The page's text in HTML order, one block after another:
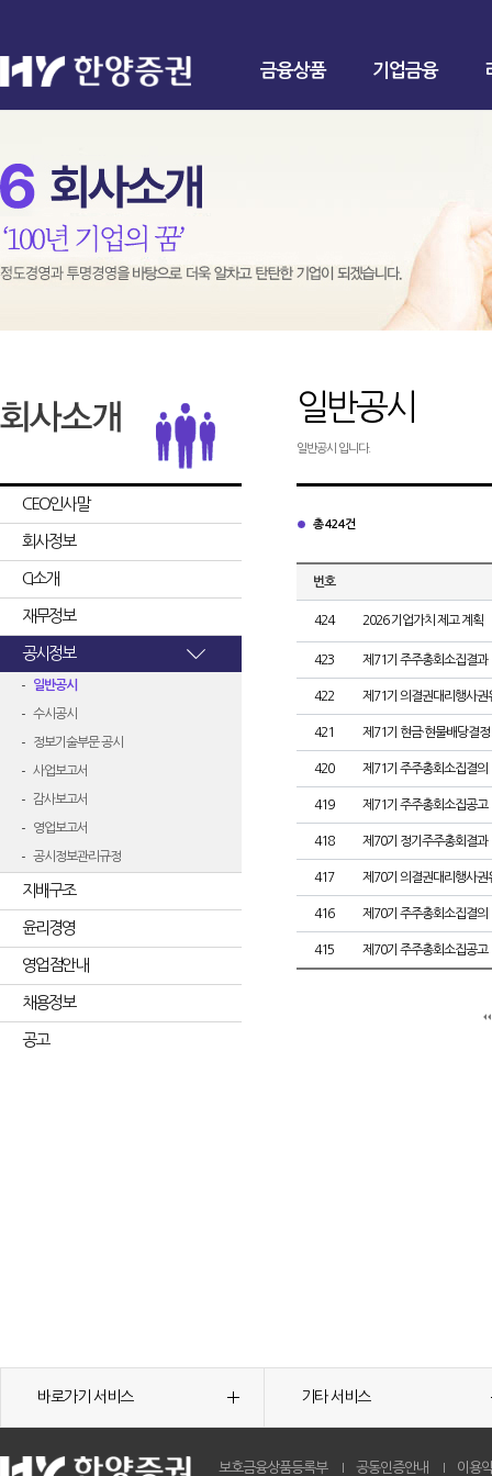
금융상품 기업금융
CEO인사말
회사정보
CI소개
재무정보
공시정보
일반공시
수시공시
정보기술부문 공시
사업보고서
감사보고서
영업보고서
공시정보관리규정
지배구조
윤리경영
영업점안내
채용정보
공고
일반공시
일반공시 입니다.
총 424건
번호
424 2026 기업가치 제고 계획
423 제71기 주주총회소집결과
422 제71기 의결권대리행사권
421 제71기 현금·현물배당결정
420 제71기 주주총회소집결의
419 제71기 주주총회소집공고
418 제70기 정기주주총회결과
417 제70기 의결권대리행사권
416 제70기 주주총회소집결의
415 제70기 주주총회소집공고
바로가기 서비스 기타 서비스
보호금융상품등록부 공동인증안내 이용